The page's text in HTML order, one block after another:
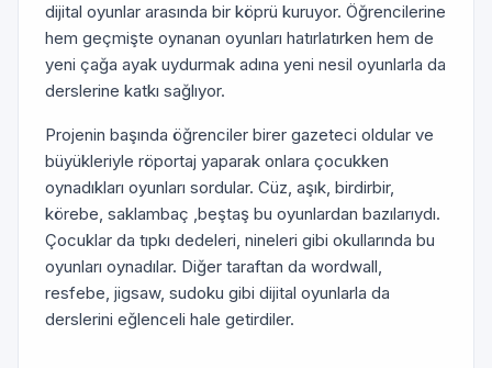
dijital oyunlar arasında bir köprü kuruyor. Öğrencilerine
hem geçmişte oynanan oyunları hatırlatırken hem de
yeni çağa ayak uydurmak adına yeni nesil oyunlarla da
derslerine katkı sağlıyor.
Projenin başında öğrenciler birer gazeteci oldular ve
büyükleriyle röportaj yaparak onlara çocukken
oynadıkları oyunları sordular. Cüz, aşık, birdirbir,
körebe, saklambaç ,beştaş bu oyunlardan bazılarıydı.
Çocuklar da tıpkı dedeleri, nineleri gibi okullarında bu
oyunları oynadılar. Diğer taraftan da wordwall,
resfebe, jigsaw, sudoku gibi dijital oyunlarla da
derslerini eğlenceli hale getirdiler.